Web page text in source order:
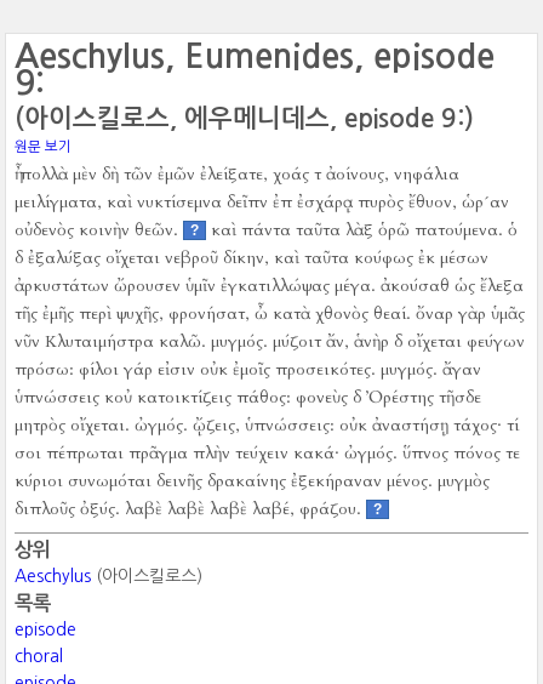
Aeschylus, Eumenides, episode
9:
(아이스킬로스, 에우메니데스, episode 9:)
원문 보기
ἦ πολλὰ μὲν δὴ τῶν ἐμῶν ἐλείξατε, χοάς τ ἀοίνους, νηφάλια
μειλίγματα, καὶ νυκτίσεμνα δεῖπν ἐπ ἐσχάρᾳ πυρὸς ἔθυον, ὡρ´αν
οὐδενὸς κοινὴν θεῶν.
? καὶ πάντα ταῦτα λὰξ ὁρῶ πατούμενα. ὁ
δ ἐξαλύξας οἴχεται νεβροῦ δίκην, καὶ ταῦτα κούφως ἐκ μέσων
ἀρκυστάτων ὤρουσεν ὑμῖν ἐγκατιλλώψας μέγα. ἀκούσαθ ὡς ἔλεξα
τῆς ἐμῆς περὶ ψυχῆς, φρονήσατ, ὦ κατὰ χθονὸς θεαί. ὄναρ γὰρ ὑμᾶς
νῦν Κλυταιμήστρα καλῶ. μυγμός. μύζοιτ ἄν, ἁνὴρ δ οἴχεται φεύγων
πρόσω: φίλοι γάρ εἰσιν οὐκ ἐμοῖς προσεικότες. μυγμός. ἄγαν
ὑπνώσσεις κοὐ κατοικτίζεις πάθος: φονεὺς δ Ὀρέστης τῆσδε
μητρὸς οἴχεται. ὠγμός. ᾤζεις, ὑπνώσσεις: οὐκ ἀναστήσῃ τάχος· τί
σοι πέπρωται πρᾶγμα πλὴν τεύχειν κακά· ὠγμός. ὕπνος πόνος τε
κύριοι συνωμόται δεινῆς δρακαίνης ἐξεκήραναν μένος. μυγμὸς
διπλοῦς ὀξύς. λαβὲ λαβὲ λαβὲ λαβέ, φράζου. ?
상위
Aeschylus (아이스킬로스)
목록
episode
choral